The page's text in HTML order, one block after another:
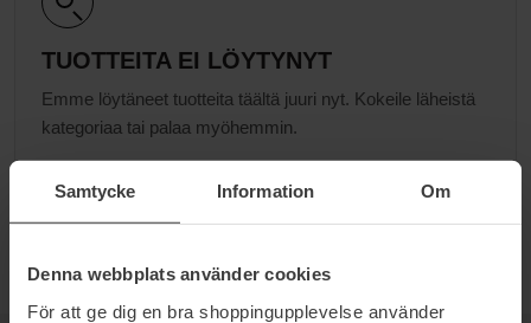
Samtycke Information Om
Denna webbplats använder cookies
För att ge dig en bra shoppingupplevelse använder
TUOTTEITA EI LÖYTYNYT
Emme löytäneet tuotteita täältä juuri nyt. Kokeile läheistä
kategoriaa tai palaa myöhemmin.
Siirry kategoriaan B